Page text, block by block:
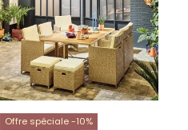
Offre spéciale -10%